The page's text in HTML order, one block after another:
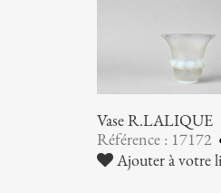
Vase R.LALIQUE
Référence : 17172
Ajouter à votre